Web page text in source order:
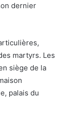
dernier
martyrs. Les
siège de la
palais du